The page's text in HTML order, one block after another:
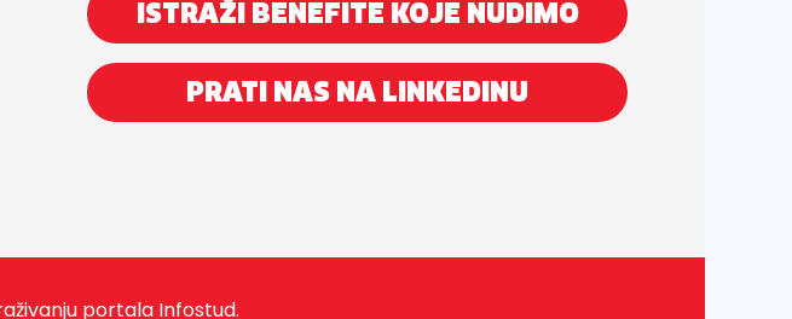
ISTRAŽI BENEFITE KOJE NUDIMO
PRATI NAS NA LINKEDINU
portala Infostud.